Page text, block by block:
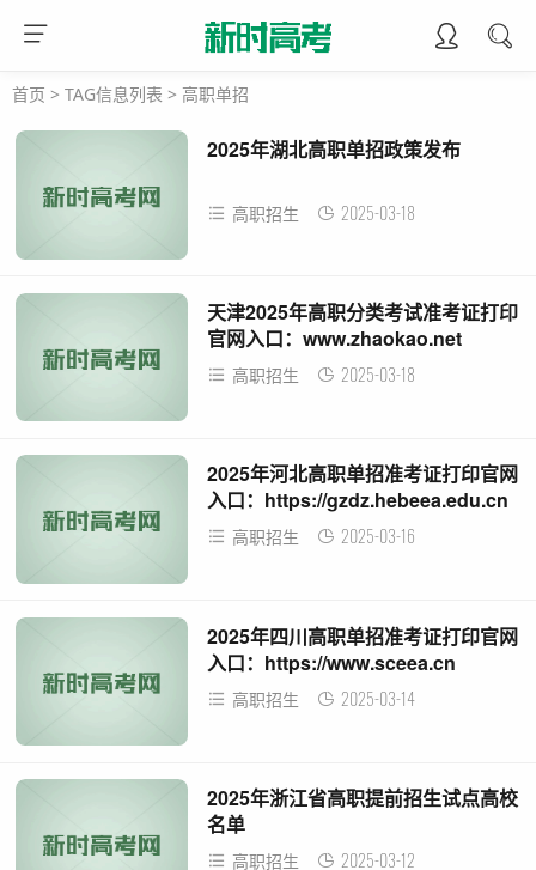
首页 > TAG信息列表 > 高职单招
2025年湖北高职单招政策发布
高职招生 2025-03-18
天津2025年高职分类考试准考证打印
官网入口：www.zhaokao.net
高职招生 2025-03-18
2025年河北高职单招准考证打印官网
入口：https://gzdz.hebeea.edu.cn
高职招生 2025-03-16
2025年四川高职单招准考证打印官网
入口：https://www.sceea.cn
高职招生 2025-03-14
2025年浙江省高职提前招生试点高校
名单
高职招生 2025-03-12